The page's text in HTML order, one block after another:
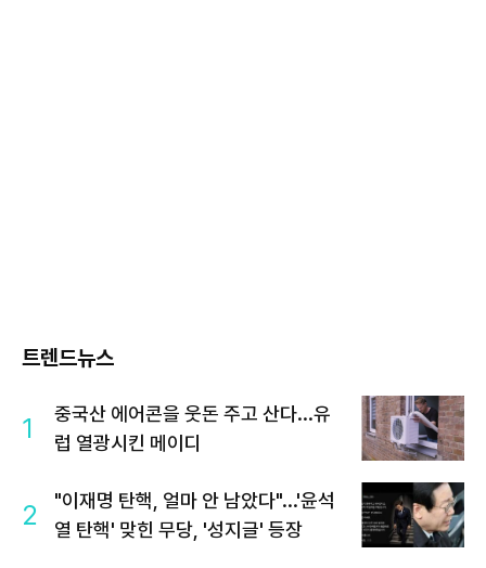
트렌드뉴스
1
중국산 에어콘을 웃돈 주고 산다...유
럽 열광시킨 메이디
2
"이재명 탄핵, 얼마 안 남았다"...'윤석
열 탄핵' 맞힌 무당, '성지글' 등장